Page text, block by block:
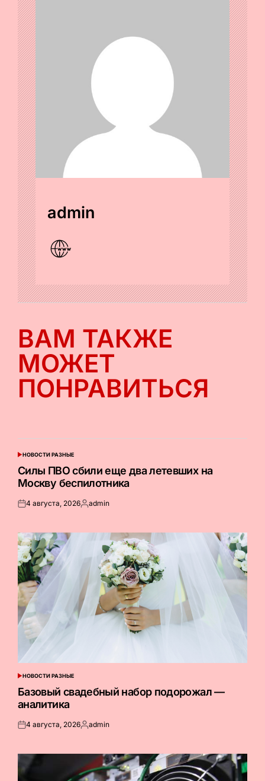
admin
ВАМ ТАКЖЕ
МОЖЕТ
ПОНРАВИТЬСЯ
ОПУБЛИКОВАНО
В
НОВОСТИ РАЗНЫЕ
Силы ПВО сбили еще два летевших на
Москву беспилотника
Опубликовано
4 августа, 2026Запись
admin
ОПУБЛИКОВАНО
В
НОВОСТИ РАЗНЫЕ
Базовый свадебный набор подорожал —
аналитика
Опубликовано
4 августа, 2026Запись
admin